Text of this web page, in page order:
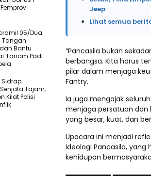
Jeep
Lihat semua
“Pancasila bukan
berbangsa. Kita harus
pilar dalam menjaga
Fantry.
Ia juga mengajak
menjaga persatuan dan
yang besar, kuat, dan
Upacara ini menjadi
ideologi Pancasila,
kehidupan
05/Dua
Tangan
Bantu
Tanam Padi
Tajam,
Kilat Polisi